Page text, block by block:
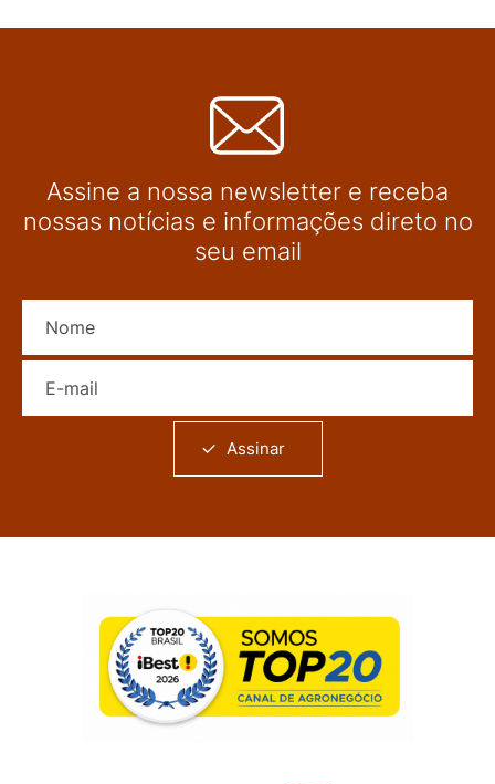
Assine a nossa newsletter e receba
nossas notícias e informações direto no
seu email
Assinar